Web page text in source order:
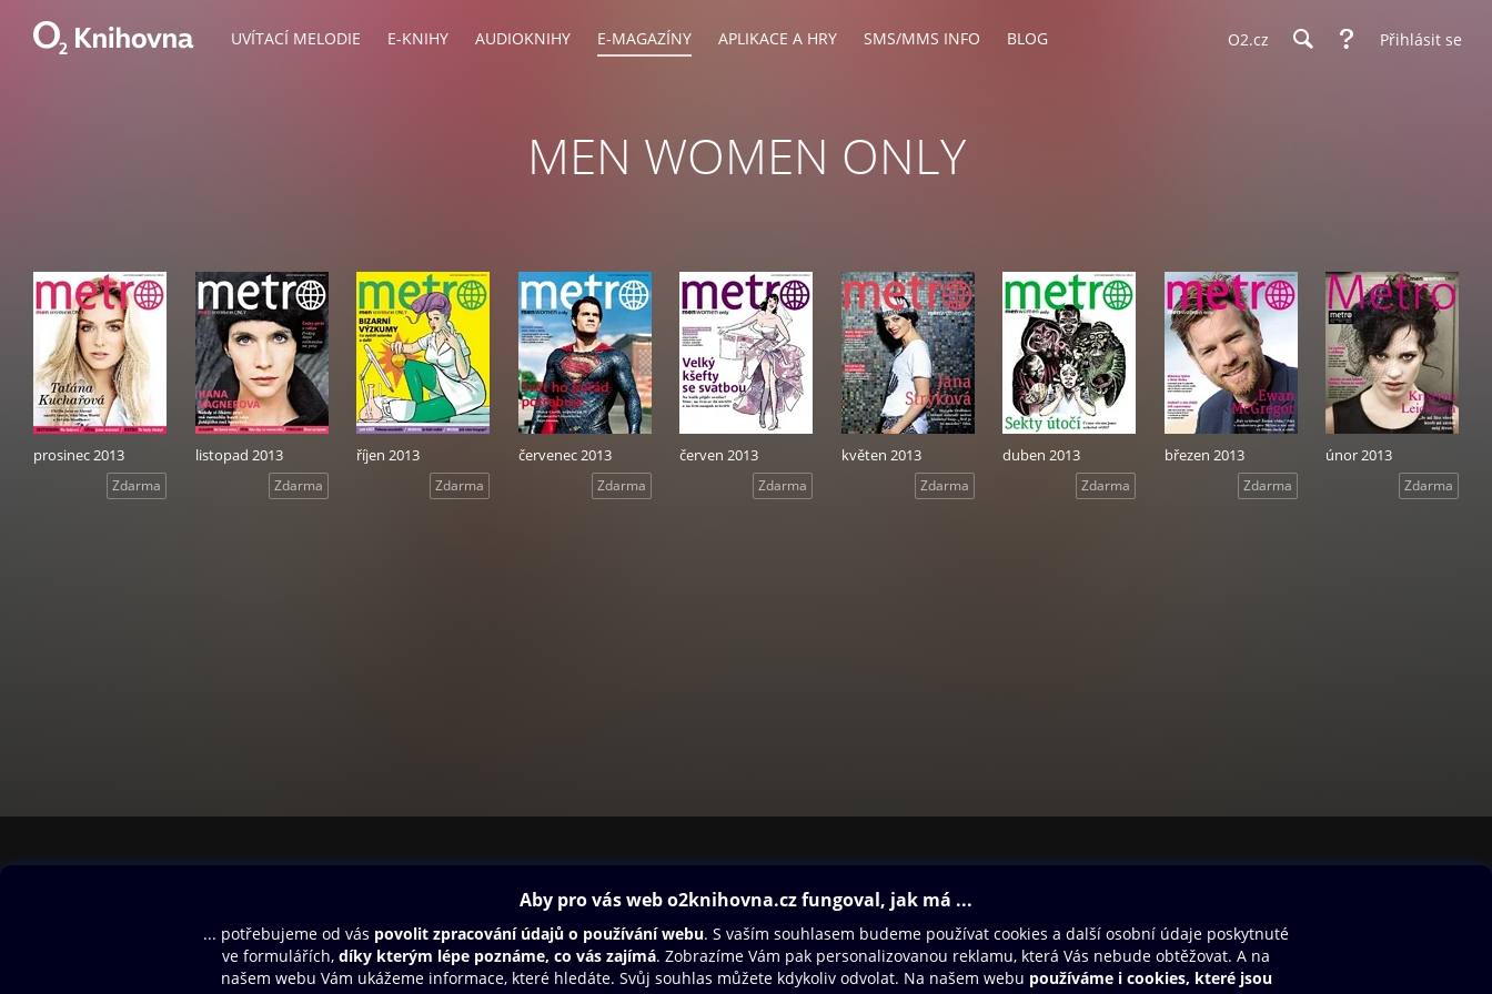
UVÍTACÍ MELODIE E-KNIHY AUDIOKNIHY E-MAGAZÍNY APLIKACE A HRY SMS/MMS INFO BLOG O2.cz Přihlásit se
MEN WOMEN ONLY
prosinec 2013
Zdarma
listopad 2013
Zdarma
říjen 2013
Zdarma
červenec 2013
Zdarma
červen 2013
Zdarma
květen 2013
Zdarma
duben 2013
Zdarma
březen 2013
Zdarma
únor 2013
Zdarma
Aplikace a hry
SMS/MMS Info
Blog
Dárkový poukaz
Nápověda
Oneplay Originály
Sport